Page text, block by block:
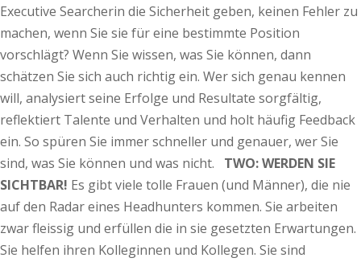
Executive Searcherin die Sicherheit geben, keinen Fehler zu
machen, wenn Sie sie für eine bestimmte Position
vorschlägt? Wenn Sie wissen, was Sie können, dann
schätzen Sie sich auch richtig ein. Wer sich genau kennen
will, analysiert seine Erfolge und Resultate sorgfältig,
reflektiert Talente und Verhalten und holt häufig Feedback
ein. So spüren Sie immer schneller und genauer, wer Sie
sind, was Sie können und was nicht. TWO: WERDEN SIE
SICHTBAR! Es gibt viele tolle Frauen (und Männer), die nie
auf den Radar eines Headhunters kommen. Sie arbeiten
zwar fleissig und erfüllen die in sie gesetzten Erwartungen.
Sie helfen ihren Kolleginnen und Kollegen. Sie sind